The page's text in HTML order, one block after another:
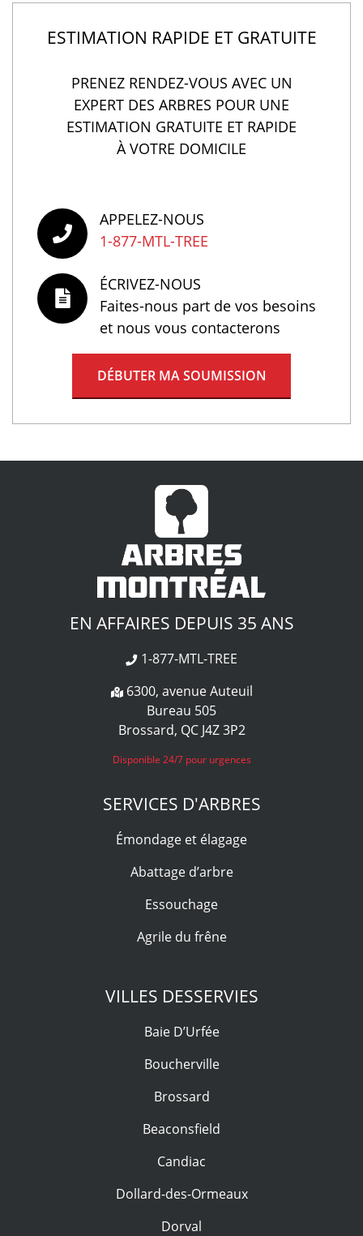
ESTIMATION RAPIDE ET GRATUITE
PRENEZ RENDEZ-VOUS AVEC UN
EXPERT DES ARBRES POUR UNE
ESTIMATION GRATUITE ET RAPIDE
À VOTRE DOMICILE
APPELEZ-NOUS
1-877-MTL-TREE
ÉCRIVEZ-NOUS
Faites-nous part de vos besoins
et nous vous contacterons
DÉBUTER MA SOUMISSION
EN AFFAIRES DEPUIS 35 ANS
1-877-MTL-TREE
6300, avenue Auteuil
Bureau 505
Brossard, QC J4Z 3P2
Disponible 24/7 pour urgences
SERVICES D'ARBRES
Émondage et élagage
Abattage d’arbre
Essouchage
Agrile du frêne
VILLES DESSERVIES
Baie D’Urfée
Boucherville
Brossard
Beaconsfield
Candiac
Dollard-des-Ormeaux
Dorval